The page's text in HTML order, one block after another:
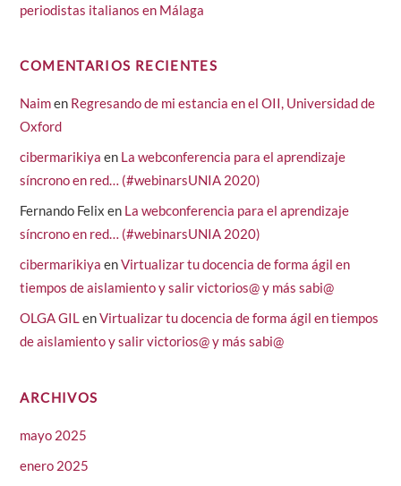
periodistas italianos en Málaga
COMENTARIOS RECIENTES
Naimen Regresando de mi estancia en el OII, Universidad de
Oxford
cibermarikiya en La webconferencia para el aprendizaje
síncrono en red… (#webinarsUNIA 2020)
Fernando Felix en La webconferencia para el aprendizaje
síncrono en red… (#webinarsUNIA 2020)
cibermarikiya enVirtualizar tu docencia de forma ágil en
tiempos de aislamiento y salir victorios@ y más sabi@
OLGA GILenVirtualizar tu docencia de forma ágil en tiempos
de aislamiento y salir victorios@ y más sabi@
ARCHIVOS
mayo 2025
enero 2025